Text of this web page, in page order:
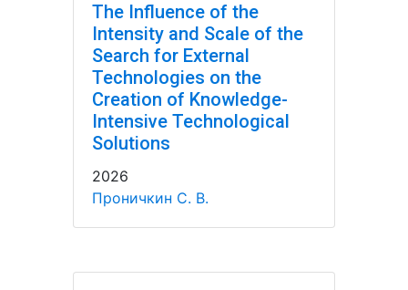
The Influence of the
Intensity and Scale of the
Search for External
Technologies on the
Creation of Knowledge-
Intensive Technological
Solutions
2026
Проничкин С. В.